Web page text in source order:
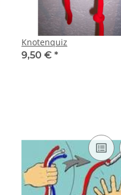
Knotenquiz
9,50 € *